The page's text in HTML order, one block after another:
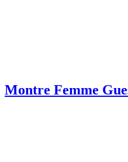
Montre Femme